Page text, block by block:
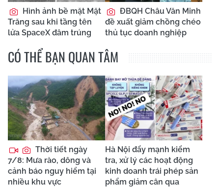
Hình ảnh bề mặt Mặt
Trăng sau khi tầng tên
lửa SpaceX đâm trúng
ĐBQH Châu Văn Minh
đề xuất giảm chồng chéo
thủ tục doanh nghiệp
CÓ THỂ BẠN QUAN TÂM
Thời tiết ngày
7/8: Mưa rào, dông và
cảnh báo nguy hiểm tại
nhiều khu vực
Hà Nội đẩy mạnh kiểm
tra, xử lý các hoạt động
kinh doanh trái phép sản
phẩm giảm cân qua